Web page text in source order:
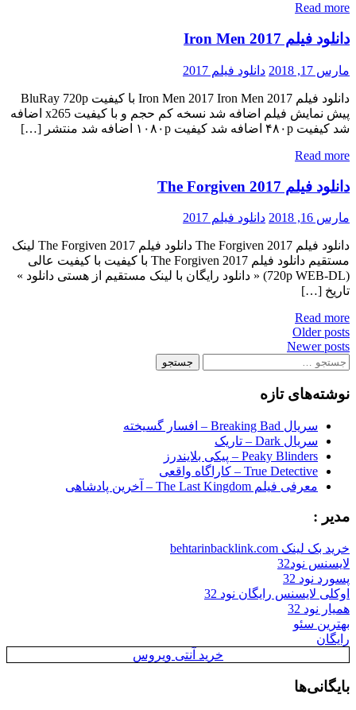
Read more
دانلود فیلم Iron Men 2017
مارس 17, 2018 دانلود فیلم 2017
دانلود فیلم Iron Men 2017 Iron Men 2017 با کیفیت BluRay 720p
پیش نمایش فیلم اضافه شد نسخه کم حجم و با کیفیت x265 اضافه
شد کیفیت ۴۸۰p اضافه شد کیفیت ۱۰۸۰p اضافه شد منتشر […]
Read more
دانلود فیلم The Forgiven 2017
مارس 16, 2018 دانلود فیلم 2017
دانلود فیلم The Forgiven 2017 دانلود فیلم The Forgiven 2017 لینک
مستقیم دانلود فیلم The Forgiven 2017 با کیفیت با کیفیت عالی
(720p WEB-DL) « دانلود رایگان با لینک مستقیم از هستی دانلود »
تاریخ […]
Read more
Posts
navigation
Older posts
Newer posts
جستجو
نوشته‌های تازه
سریال Breaking Bad – افسار گسیخته
سریال Dark – تاریک
Peaky Blinders – پیکی بلایندرز
True Detective – کاراگاه واقعی
معرفی فیلم The Last Kingdom – آخرین پادشاهی
مدیر :
خرید بک لینک behtarinbacklink.com
لایسنس نود32
پسورد نود 32
اوکلی لایسنس رایگان نود 32
همیار نود 32
بهترین سئو
رایگان
خرید آنتی ویروس
بایگانی‌ها